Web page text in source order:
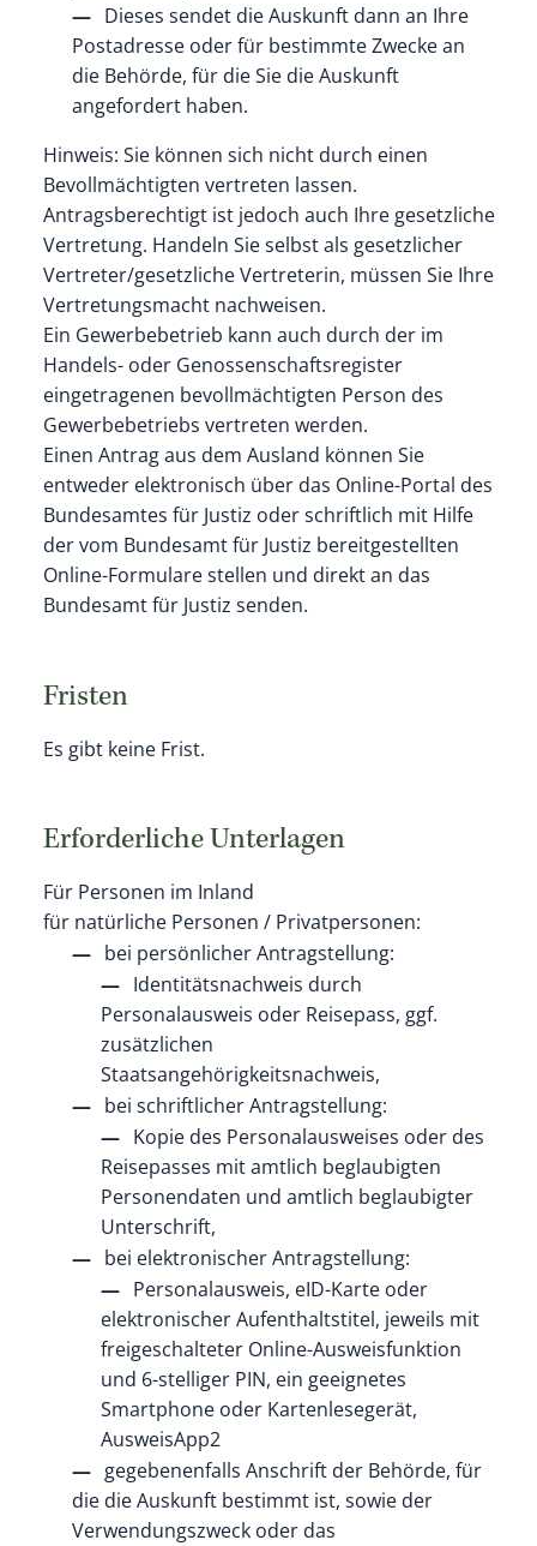
Dieses sendet die Auskunft dann an Ihre
Postadresse oder für bestimmte Zwecke an
die Behörde, für die Sie die Auskunft
angefordert haben.
Hinweis: Sie können sich nicht durch einen
Bevollmächtigten vertreten lassen.
Antragsberechtigt ist jedoch auch Ihre gesetzliche
Vertretung. Handeln Sie selbst als gesetzlicher
Vertreter/gesetzliche Vertreterin, müssen Sie Ihre
Vertretungsmacht nachweisen.
Ein Gewerbebetrieb kann auch durch der im
Handels- oder Genossenschaftsregister
eingetragenen bevollmächtigten Person des
Gewerbebetriebs vertreten werden.
Einen Antrag aus dem Ausland können Sie
entweder elektronisch über das Online-Portal des
Bundesamtes für Justiz oder schriftlich mit Hilfe
der vom Bundesamt für Justiz bereitgestellten
Online-Formulare stellen und direkt an das
Bundesamt für Justiz senden.
Fristen
Es gibt keine Frist.
Erforderliche Unterlagen
Für Personen im Inland
für natürliche Personen / Privatpersonen:
bei persönlicher Antragstellung:
Identitätsnachweis durch
Personalausweis oder Reisepass, ggf.
zusätzlichen
Staatsangehörigkeitsnachweis,
bei schriftlicher Antragstellung:
Kopie des Personalausweises oder des
Reisepasses mit amtlich beglaubigten
Personendaten und amtlich beglaubigter
Unterschrift,
bei elektronischer Antragstellung:
Personalausweis, eID-Karte oder
elektronischer Aufenthaltstitel, jeweils mit
freigeschalteter Online-Ausweisfunktion
und 6-stelliger PIN, ein geeignetes
Smartphone oder Kartenlesegerät,
AusweisApp2
gegebenenfalls Anschrift der Behörde, für
die die Auskunft bestimmt ist, sowie der
Verwendungszweck oder das